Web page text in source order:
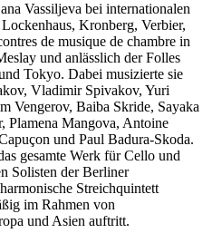
Vassiljeva bei internationalen
Kronberg, Verbier,
de musique de chambre in
und anlässlich der Folles
Tokyo. Dabei musizierte sie
Vladimir Spivakov, Yuri
Vengerov, Baiba Skride, Sayaka
Plamena Mangova, Antoine
und Paul Badura-Skoda.
gesamte Werk für Cello und
Solisten der Berliner
Streichquintett
im Rahmen von
und Asien auftritt.